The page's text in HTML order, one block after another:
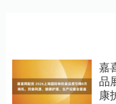
嘉
品
康